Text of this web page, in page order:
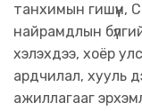
танхимын
найрамдлын
хэлэхдээ, хоёр
ардчилал, хууль
ажиллагааг